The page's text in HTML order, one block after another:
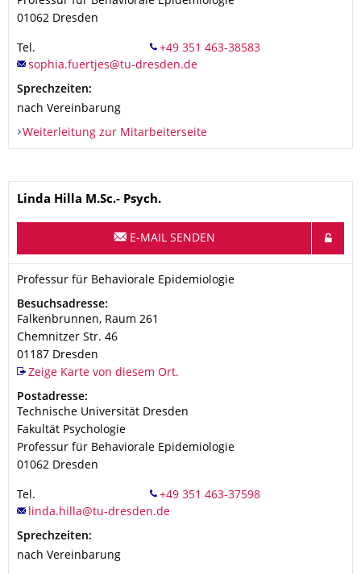
01062 Dresden
Tel.
Sprechzeiten:
nach Vereinbarung
Weiterleitung zur Mitarbeiterseite
Name
Linda Hilla M.Sc.- Psych.
E-MAIL SENDEN
Organisationsname
Professur für Behaviorale Epidemiologie
Professur für Behaviorale Epidemiologie
Adresse
Besuchsadresse:
Falkenbrunnen, Raum 261
Chemnitzer Str. 46
01187 Dresden
Zeige Karte von diesem Ort.
Adresse
Postadresse:
Technische Universität Dresden
Fakultät Psychologie
Professur für Behaviorale Epidemiologie
01062 Dresden
Tel.
Sprechzeiten:
nach Vereinbarung